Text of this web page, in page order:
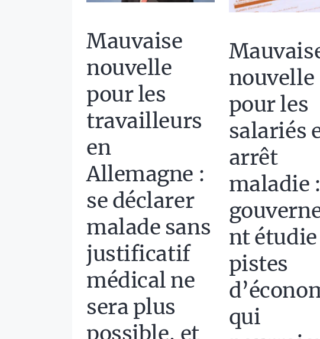
Mauvaise
nouvelle
pour les
travailleurs
en
Allemagne :
se déclarer
malade sans
justificatif
médical ne
sera plus
possible, et
nouvelle
pour les
salariés
arrêt
maladie
nt
pistes
qui